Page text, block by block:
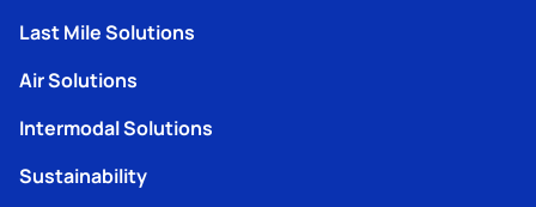
Last Mile Solutions
Air Solutions
Intermodal Solutions
Sustainability